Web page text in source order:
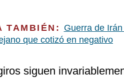
TAMBIÉN: Guerra de
que cotizó en negativo
siguen